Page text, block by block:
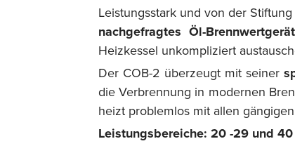
Leistungsstark und von der
nachgefragtes Öl-Brennwertgerät
Heizkessel unkompliziert
Der COB-2 überzeugt mit seiner
die Verbrennung in modernen
heizt problemlos mit allen
Leistungsbereiche: 20 -29 und